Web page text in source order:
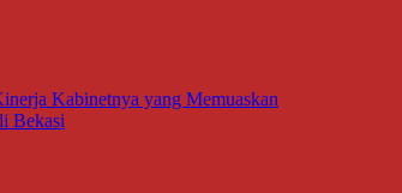
Kabinetnya yang Memuaskan
Bekasi